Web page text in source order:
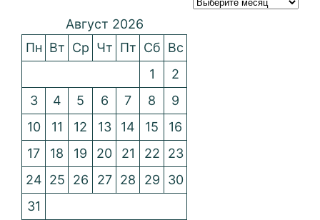
Август 2026
Пн Вт Ср Чт Пт Сб Вс
1
2
3
4 5 6 7 8
9
10
11 12 13 14 15
16
17
18 19 20 21 22
23
24 25 26 27 28 29
30
31